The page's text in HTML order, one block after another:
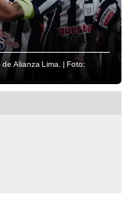
Alianza Lima. | Foto: